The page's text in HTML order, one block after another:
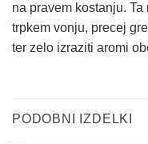
na pravem kostanju.
trpkem vonju, precej
ter zelo izraziti aromi
PODOBNI IZDELKI